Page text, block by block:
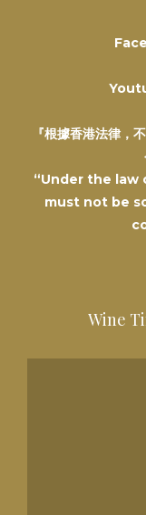
『根據香港法律，
“Under the law
must not be
Wine